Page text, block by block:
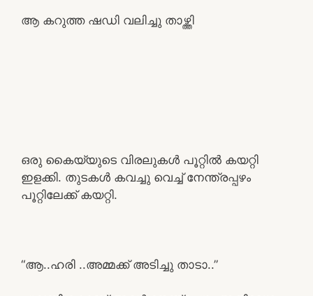
ആ കറുത്ത ഷഡി വലിച്ചു താഴ്ത്തി
ഒരു കൈയ്യുടെ വിരലുകൾ പൂറ്റിൽ കയറ്റി
ഇളക്കി. തുടകൾ കവച്ചു വെച്ച് നേന്ത്രപ്പഴം
പൂറ്റിലേക്ക് കയറ്റി.
“ആ..ഹരി ..അമ്മക്ക് അടിച്ചു താടാ..”